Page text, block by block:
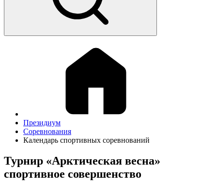
Президиум
Соревнования
Календарь спортивных соревнований
Турнир «Арктическая весна»
спортивное совершенство